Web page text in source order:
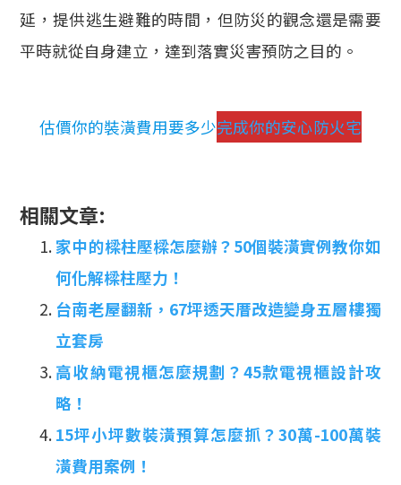
延，提供逃生避難的時間，但防災的觀念還是需要
平時就從自身建立，達到落實災害預防之目的。
估價你的裝潢費用要多少完成你的安心防火宅
相關文章:
家中的樑柱壓樑怎麼辦？50個裝潢實例教你如
何化解樑柱壓力！
台南老屋翻新，67坪透天厝改造變身五層樓獨
立套房
高收納電視櫃怎麼規劃？45款電視櫃設計攻
略！
15坪小坪數裝潢預算怎麼抓？30萬-100萬裝
潢費用案例！